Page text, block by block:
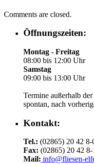
Comments are closed.
Öffnungszeiten:
Montag - Freitag
08:00 bis 12:00 Uhr
Samstag
09:00 bis 13:00 Uhr
Termine außerhalb
spontan, nach
Kontakt:
Tel.: (02865) 20 42 8-
Fax: (02865) 20 42 8-
Mail: info@fliesen-